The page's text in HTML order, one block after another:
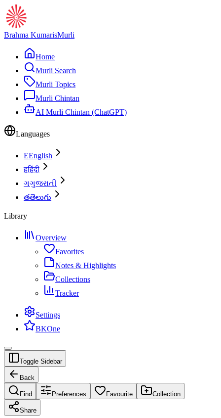
Brahma KumarisMurli
Home
Murli Search
Murli Topics
Murli Chintan
AI Murli Chintan (ChatGPT)
Languages
EEnglish
हहिंदी
ગગુજરાતી
తతెలుగు
Library
Overview
Favorites
Notes & Highlights
Collections
Tracker
Settings
BKOne
Toggle Sidebar
Back
Find Preferences Favourite Collection
Share